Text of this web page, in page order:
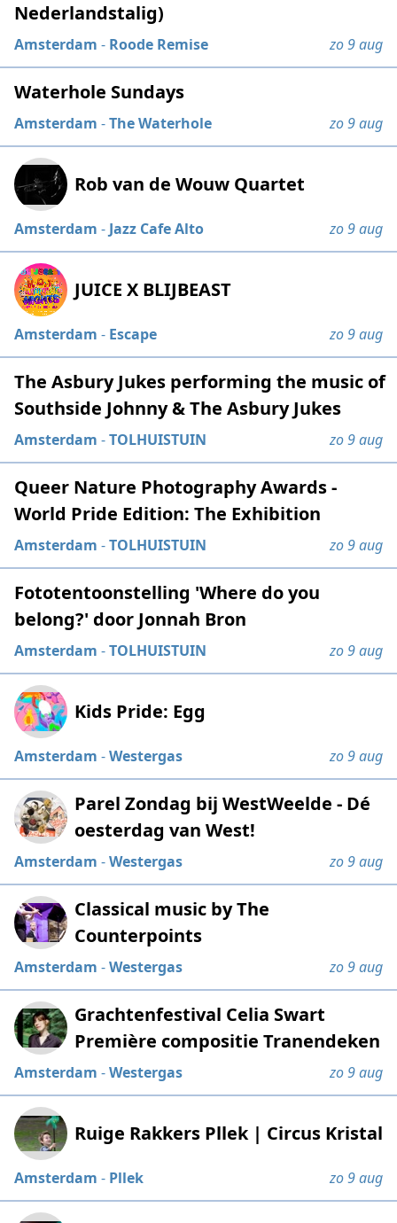
Nederlandstalig)
Amsterdam - Roode Remise zo 9 aug
Waterhole Sundays
Amsterdam -The Waterhole zo 9 aug
Rob van de Wouw Quartet
Amsterdam - Jazz Cafe Alto zo 9 aug
JUICE X BLIJBEAST
Amsterdam - Escape zo 9 aug
The Asbury Jukes performing the music of
Southside Johnny & The Asbury Jukes
Amsterdam -TOLHUISTUIN zo 9 aug
Queer Nature Photography Awards -
World Pride Edition: The Exhibition
Amsterdam -TOLHUISTUIN zo 9 aug
Fototentoonstelling 'Where do you
belong?' door Jonnah Bron
Amsterdam -TOLHUISTUIN zo 9 aug
Kids Pride: Egg
Amsterdam -Westergas zo 9 aug
Parel Zondag bij WestWeelde - Dé
oesterdag van West!
Amsterdam -Westergas zo 9 aug
Classical music by The
Counterpoints
Amsterdam -Westergas zo 9 aug
Grachtenfestival Celia Swart
Première compositie Tranendeken
Amsterdam -Westergas zo 9 aug
Ruige Rakkers Pllek | Circus Kristal
Amsterdam - Pllek zo 9 aug